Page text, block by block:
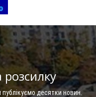
розсилку
десятки новин.